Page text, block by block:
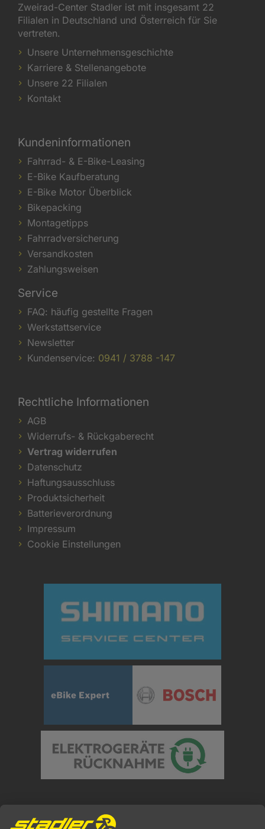
Zweirad-Center Stadler ist mit insgesamt 22
Filialen in Deutschland und Österreich für Sie
vertreten.
Unsere Unternehmensgeschichte
Karriere & Stellenangebote
Unsere 22 Filialen
Kontakt
Kundeninformationen
Fahrrad- & E-Bike-Leasing
E-Bike Kaufberatung
E-Bike Motor Überblick
Bikepacking
Montagetipps
Fahrradversicherung
Versandkosten
Zahlungsweisen
Service
FAQ: häufig gestellte Fragen
Werkstattservice
Newsletter
Kundenservice: 0941 / 3788 -147
Rechtliche Informationen
AGB
Widerrufs- & Rückgaberecht
Vertrag widerrufen
Datenschutz
Haftungsausschluss
Produktsicherheit
Batterieverordnung
Impressum
Cookie Einstellungen